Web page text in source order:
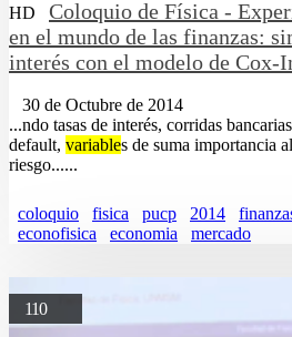
HD
Coloquio de Física -
en el mundo de las finanzas:
interés con el modelo de Cox-
30 de Octubre de 2014
...ndo tasas de interés, corridas
default, variables de suma importancia
riesgo......
coloquio fisica pucp 2014
econofisica
economia mercado
110